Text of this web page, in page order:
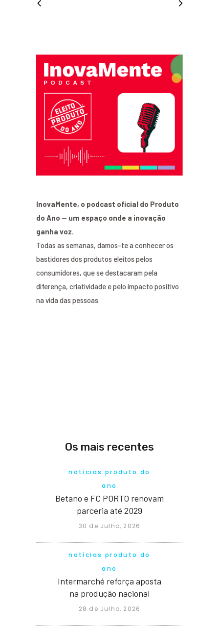
InovaMente, o podcast oficial do Produto
do Ano — um espaço onde a inovação
ganha voz.
Todas as semanas, damos-te a conhecer os
bastidores dos produtos eleitos pelos
consumidores, que se destacaram pela
diferença, criatividade e pelo impacto positivo
na vida das pessoas.
Os mais recentes
notícias produto do
ano
Betano e FC PORTO renovam
parceria até 2029
30 de Julho, 2026
notícias produto do
ano
Intermarché reforça aposta
na produção nacional
28 de Julho, 2026